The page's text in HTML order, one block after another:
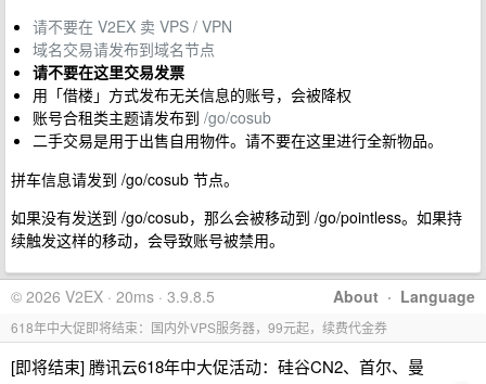
请不要在 V2EX 卖 VPS / VPN
域名交易请发布到域名节点
请不要在这里交易发票
用「借楼」方式发布无关信息的账号，会被降权
账号合租类主题请发布到 /go/cosub
二手交易是用于出售自用物件。请不要在这里进行全新物品。
拼车信息请发到 /go/cosub 节点。
如果没有发送到 /go/cosub，那么会被移动到 /go/pointless。如果持
续触发这样的移动，会导致账号被禁用。
About · Language
© 2026 V2EX · 20ms · 3.9.8.5
618年中大促即将结束：国内外VPS服务器，99元起，续费代金券
[即将结束] 腾讯云618年中大促活动：硅谷CN2、首尔、曼